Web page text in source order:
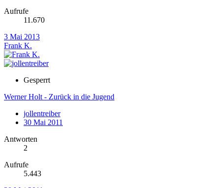
Aufrufe
11.670
3 Mai 2013
Frank K.
Gesperrt
Werner Holt - Zurück in die Jugend
jollentreiber
30 Mai 2011
Antworten
2
Aufrufe
5.443